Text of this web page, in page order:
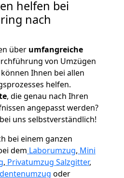
helfen bei
nach
über umfangreiche
von Umzügen
Ihnen bei allen
helfen.
, die genau nach Ihren
angepasst werden?
uns selbstverständlich!
bei einem ganzen
dem Laborumzug, Mini
, Privatumzug Salzgitter,
oder